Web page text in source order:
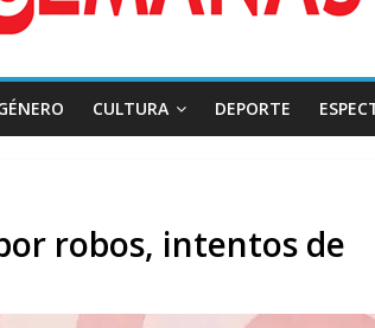
CULTURA DEPORTE
robos, intentos de